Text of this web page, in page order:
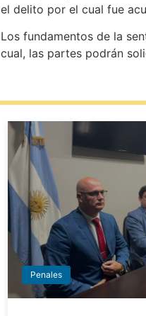
el delito por el cual
Los fundamentos de la
cual, las partes podrán
Penales